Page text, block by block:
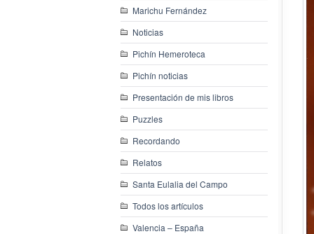
Marichu Fernández
Noticias
Pichín Hemeroteca
Pichín noticias
Presentación de mis libros
Puzzles
Recordando
Relatos
Santa Eulalia del Campo
Todos los artículos
Valencia – España